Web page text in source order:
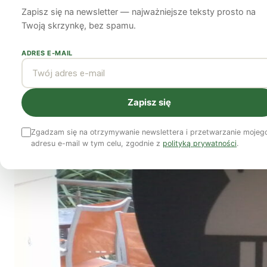
Natalie Bennett 12 lipca 2012 12 min czytania
Zapisz się na newsletter — najważniejsze teksty prosto na
Twoją skrzynkę, bez spamu.
ADRES E-MAIL
Zapisz się
Zgadzam się na otrzymywanie newslettera i przetwarzanie
adresu e-mail w tym celu, zgodnie z polityką prywatności.